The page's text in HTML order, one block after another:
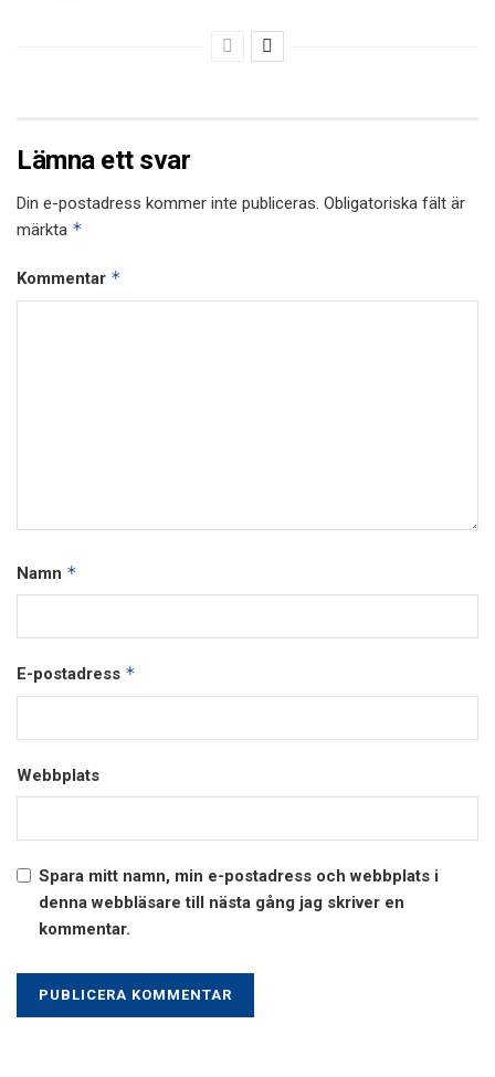
Lämna ett svar
Din e-postadress kommer inte publiceras. Obligatoriska fält är
märkta *
Kommentar *
Namn *
E-postadress *
Webbplats
Spara mitt namn, min e-postadress och webbplats i
denna webbläsare till nästa gång jag skriver en
kommentar.